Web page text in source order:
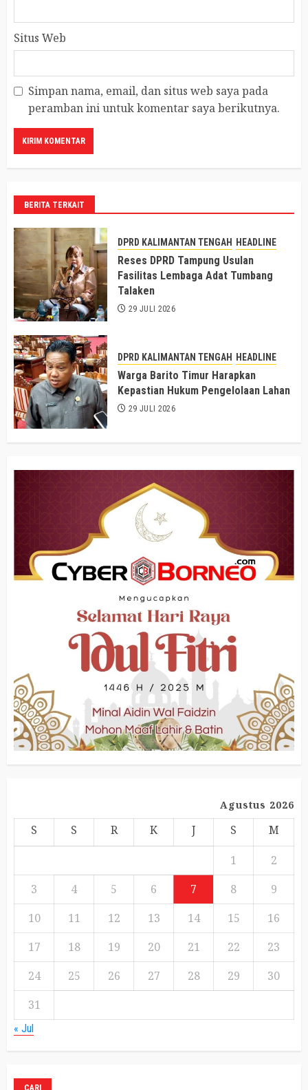
Situs Web
Simpan nama, email, dan situs web saya pada
peramban ini untuk komentar saya berikutnya.
BERITA TERKAIT
DPRD KALIMANTAN TENGAH HEADLINE
Reses DPRD Tampung Usulan
Fasilitas Lembaga Adat Tumbang
Talaken
29 JULI 2026
DPRD KALIMANTAN TENGAH HEADLINE
Warga Barito Timur Harapkan
Kepastian Hukum Pengelolaan Lahan
29 JULI 2026
Agustus 2026
S S R K J S
M
1
2
3
4 5 6 7 8
9
10
11 12 13 14 15
16
17
18 19 20 21 22
23
24
25 26 27 28 29
30
31
« Jul
CARI